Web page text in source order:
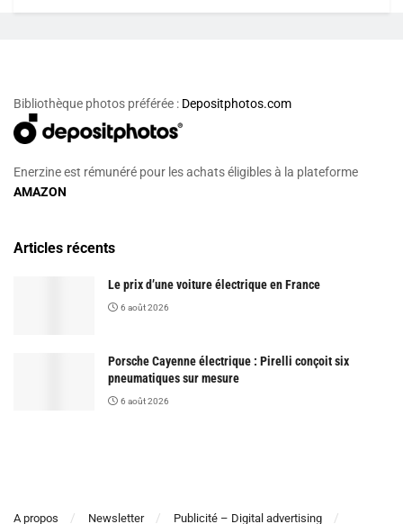
Bibliothèque photos préférée : Depositphotos.com
Enerzine est rémunéré pour les achats éligibles à la plateforme
AMAZON
Articles récents
Le prix d’une voiture électrique en France
6 août 2026
Porsche Cayenne électrique : Pirelli conçoit six
pneumatiques sur mesure
6 août 2026
A propos Newsletter Publicité – Digital advertising